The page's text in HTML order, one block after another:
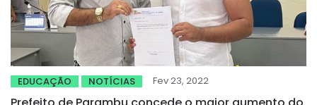
EDUCAÇÃO NOTÍCIAS Fev 23, 2022